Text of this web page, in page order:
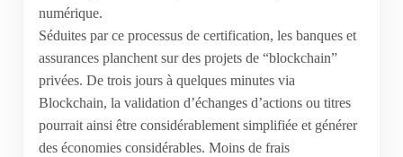
numérique.
Séduites par ce processus de certification, les banques et
assurances planchent sur des projets de “blockchain”
privées. De trois jours à quelques minutes via
Blockchain, la validation d’échanges d’actions ou titres
pourrait ainsi être considérablement simplifiée et générer
des économies considérables. Moins de frais